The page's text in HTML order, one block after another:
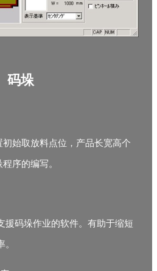
码垛
始取放料点位，产品长宽高个
序的编写。
援码垛作业的软件。有助于缩短